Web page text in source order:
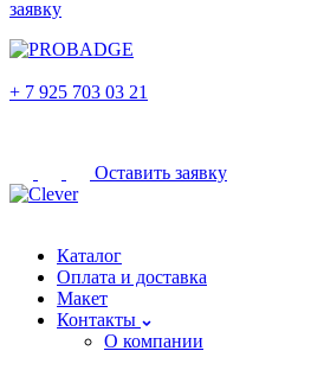
заявку
+ 7 925 703 03 21
Оставить заявку
Каталог
Оплата и доставка
Макет
Контакты
О компании